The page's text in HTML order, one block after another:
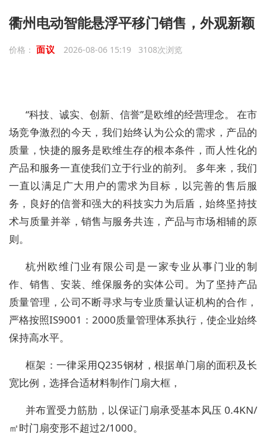
衢州电动智能悬浮平移门销售，外观新颖
价格： 面议 2026-08-06 15:19 3108次浏览
“科技、诚实、创新、信誉”是欧维的经营理念。 在市
场竞争激烈的今天，我们始终认为公众的需求，产品的
质量，快捷的服务是欧维生存的根本条件，而人性化的
产品和服务一直使我们立于行业的前列。 多年来，我们
一直以满足广大用户的需求为目标，以完善的售后服
务，良好的信誉和强大的科技实力为后盾，始终坚持技
术与质量并举，销售与服务共连，产品与市场相辅的原
则。
杭州欧维门业有限公司是一家专业从事门业的制
作、销售、安装、维保服务的实体公司。为了坚持产品
质量管理，公司不断寻求与专业质量认证机构的合作，
严格按照IS9001：2000质量管理体系执行，使企业始终
保持高水平。
框架：一律采用Q235钢材，根据单门扇的面积及长
宽比例，选择合适材料制作门扇大框，
并布置受力筋肋，以保证门扇承受基本风压 0.4KN/
㎡时门扇变形不超过2/1000。